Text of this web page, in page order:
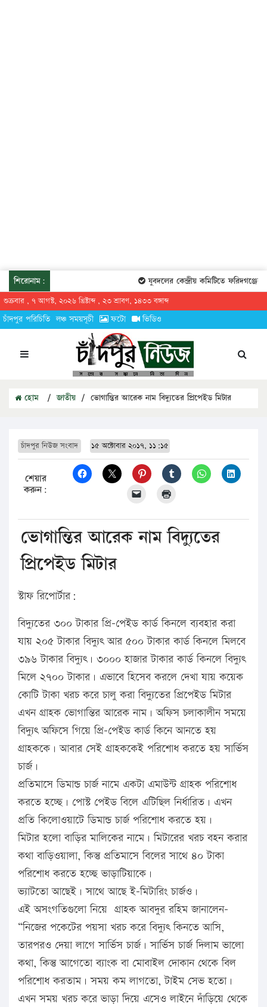
শিরোনাম: যুবদলের কেন্দ্রীয় কমিটিতে ফরিদগঞ্জের
শুক্রবার , ৭ আগস্ট, ২০২৬ খ্রিষ্টাব্দ , ২৩ শ্রাবণ, ১৪৩৩ বঙ্গাব্দ
চাঁদপুর পরিচিতি লঞ্চ সময়সূচী ফটো ভিডিও
হোম / জাতীয় / ভোগান্তির আরেক নাম বিদ্যুতের প্রিপেইড মিটার
চাঁদপুর নিউজ সংবাদ ১৫ অক্টোবার ২০১৭, ১১:১৫
শেয়ার
করুন:
ভোগান্তির আরেক নাম বিদ্যুতের
প্রিপেইড মিটার
স্টাফ রিপোর্টার:
বিদ্যুতের ৩০০ টাকার প্রি-পেইড কার্ড কিনলে ব্যবহার করা
যায় ২০৫ টাকার বিদ্যুৎ আর ৫০০ টাকার কার্ড কিনলে মিলবে
৩৯৬ টাকার বিদ্যুৎ। ৩০০০ হাজার টাকার কার্ড কিনলে বিদ্যুৎ
মিলে ২৭০০ টাকার। এভাবে হিসেব করলে দেখা যায় কয়েক
কোটি টাকা খরচ করে চালু করা বিদ্যুতের প্রিপেইড মিটার
এখন গ্রাহক ভোগান্তির আরেক নাম। অফিস চলাকালীন সময়ে
বিদ্যুৎ অফিসে গিয়ে প্রি-পেইড কার্ড কিনে আনতে হয়
গ্রাহককে। আবার সেই গ্রাহককেই পরিশোধ করতে হয় সার্ভিস
চার্জ।
প্রতিমাসে ডিমান্ড চার্জ নামে একটা এমাউন্ট গ্রাহক পরিশোধ
করতে হচ্ছে। পোস্ট পেইড বিলে এটিছিল নির্ধারিত। এখন
প্রতি কিলোওয়াটে ডিমান্ড চার্জ পরিশোধ করতে হয়।
মিটার হলো বাড়ির মালিকের নামে। মিটারের খরচ বহন করার
কথা বাড়িওয়ালা, কিন্তু প্রতিমাসে বিলের সাথে ৪০ টাকা
পরিশোধ করতে হচ্ছে ভাড়াটিয়াকে।
ভ্যাটতো আছেই। সাথে আছে ই-মিটারিং চার্জও।
এই অসংগতিগুলো নিয়ে গ্রাহক আবদুর রহিম জানালেন-
“নিজের পকেটের পয়সা খরচ করে বিদ্যুৎ কিনতে আসি,
তারপরও দেয়া লাগে সার্ভিস চার্জ। সার্ভিস চার্জ দিলাম ভালো
কথা, কিন্তু আগেতো ব্যাংক বা মোবাইল দোকান থেকে বিল
পরিশোধ করতাম। সময় কম লাগতো, টাইম সেভ হতো।
এখন সময় খরচ করে ভাড়া দিয়ে এসেও লাইনে দাঁড়িয়ে থেকে